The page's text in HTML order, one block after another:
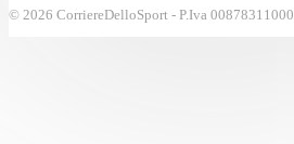
© 2026 CorriereDelloSport - P.Iva 00878311000